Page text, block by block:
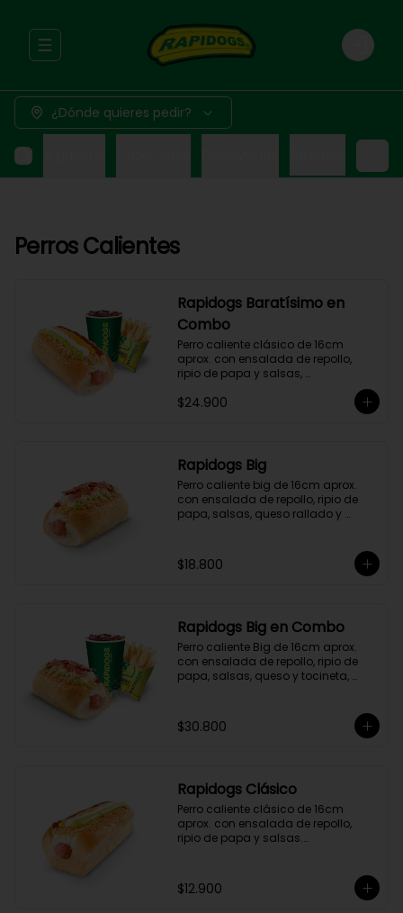
Abrir menu de navegación Login
¿Dónde quieres pedir?
Perros Calientes
Rapidogs Baratísimo en
Combo
Perro caliente clásico de 16cm
aprox. con ensalada de repollo,
ripio de papa y salsas,
acompañado de papas y bebida a
elección. (Hot Dog)
$24.900
Rapidogs Big
Perro caliente big de 16cm aprox.
con ensalada de repollo, ripio de
papa, salsas, queso rallado y
$18.800
Rapidogs Big en Combo
Perro caliente Big de 16cm aprox.
con ensalada de repollo, ripio de
papa, salsas, queso y tocineta,
$30.800
Rapidogs Clásico
Perro caliente clásico de 16cm
aprox. con ensalada de repollo,
ripio de papa y salsas.
$12.900